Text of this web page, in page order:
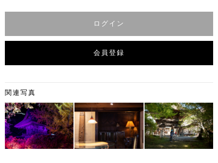
ログイン
会員登録
関連写真